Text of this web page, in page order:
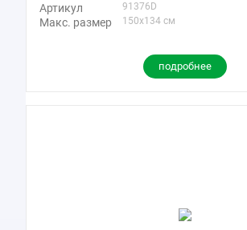
Артикул 91376D
Макс. размер 150x134 см
подробнее